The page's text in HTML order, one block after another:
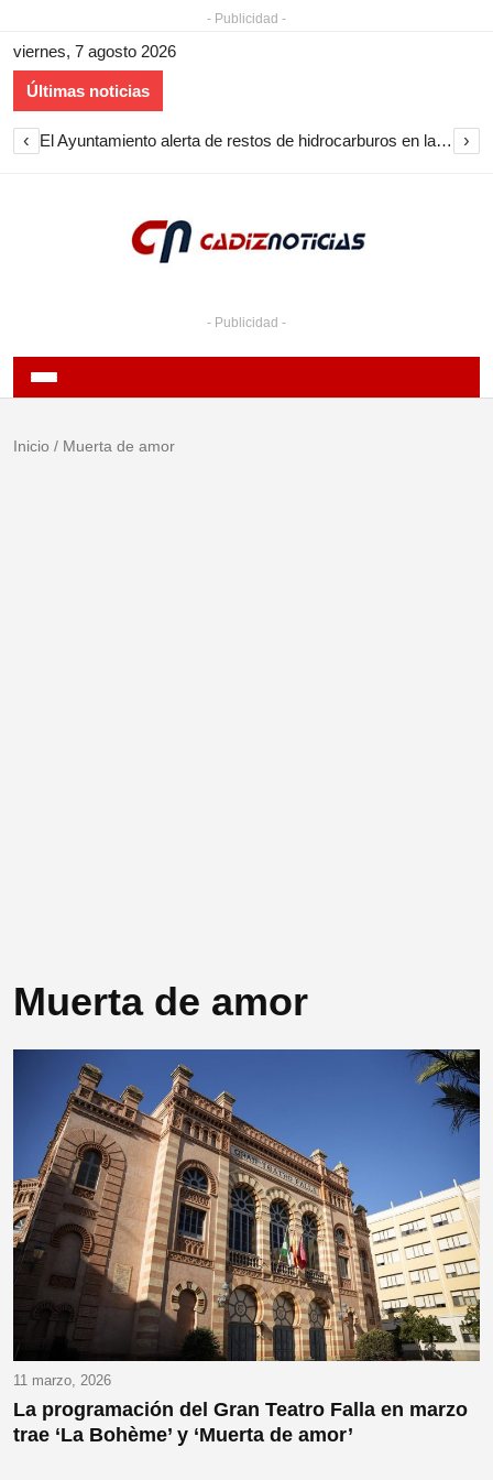
- Publicidad -
viernes, 7 agosto 2026
Últimas noticias
‹ El Ayuntamiento inicia la restauración de las marquesinas de Plaza Esteve para volver a instalarlas en el centro de Jerez ›
- Publicidad -
Inicio / Muerta de amor
Muerta de amor
11 marzo, 2026
La programación del Gran Teatro Falla en marzo
trae ‘La Bohème’ y ‘Muerta de amor’